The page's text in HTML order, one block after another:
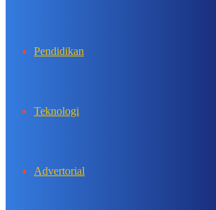
Pendidikan
Teknologi
Advertorial